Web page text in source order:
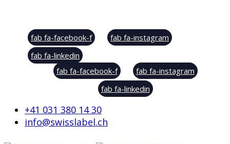
fab fa-facebook-f
fab fa-instagram
fab fa-linkedin
fab fa-facebook-f
fab fa-instagram
fab fa-linkedin
+41 031 380 14 30
info@swisslabel.ch